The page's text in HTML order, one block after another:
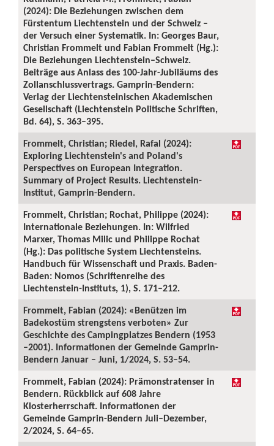
(2024): Die Beziehungen zwischen dem
Fürstentum Liechtenstein und der Schweiz –
der Versuch einer Systematik. In: Georges Baur,
Christian Frommelt und Fabian Frommelt (Hg.):
Die Beziehungen Liechtenstein–Schweiz.
Beiträge aus Anlass des 100-Jahr-Jubiläums des
Zollanschlussvertrags. Gamprin-Bendern:
Verlag der Liechtensteinischen Akademischen
Gesellschaft (Liechtenstein Politische Schriften,
Bd. 64), S. 363–395.
Frommelt, Christian; Riedel, Rafal (2024):
Exploring Liechtenstein's and Poland's
Perspectives on European Integration.
Summary of Project Results. Liechtenstein-
Institut, Gamprin-Bendern.
Frommelt, Christian; Rochat, Philippe (2024):
Internationale Beziehungen. In: Wilfried
Marxer, Thomas Milic und Philippe Rochat
(Hg.): Das politische System Liechtensteins.
Handbuch für Wissenschaft und Praxis. Baden-
Baden: Nomos (Schriftenreihe des
Liechtenstein-Instituts, 1), S. 171–212.
Frommelt, Fabian (2024): «Benützen im
Badekostüm strengstens verboten» Zur
Geschichte des Campingplatzes Bendern (1953
–2001). Informationen der Gemeinde Gamprin-
Bendern Januar – Juni, 1/2024, S. 53–54.
Frommelt, Fabian (2024): Prämonstratenser in
Bendern. Rückblick auf 608 Jahre
Klosterherrschaft. Informationen der
Gemeinde Gamprin-Bendern Juli–Dezember,
2/2024, S. 64–65.